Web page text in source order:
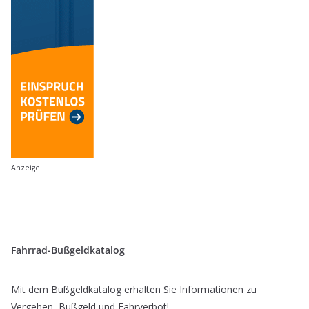
Anzeige
Fahrrad-Bußgeldkatalog
Mit dem Bußgeldkatalog erhalten Sie Informationen zu